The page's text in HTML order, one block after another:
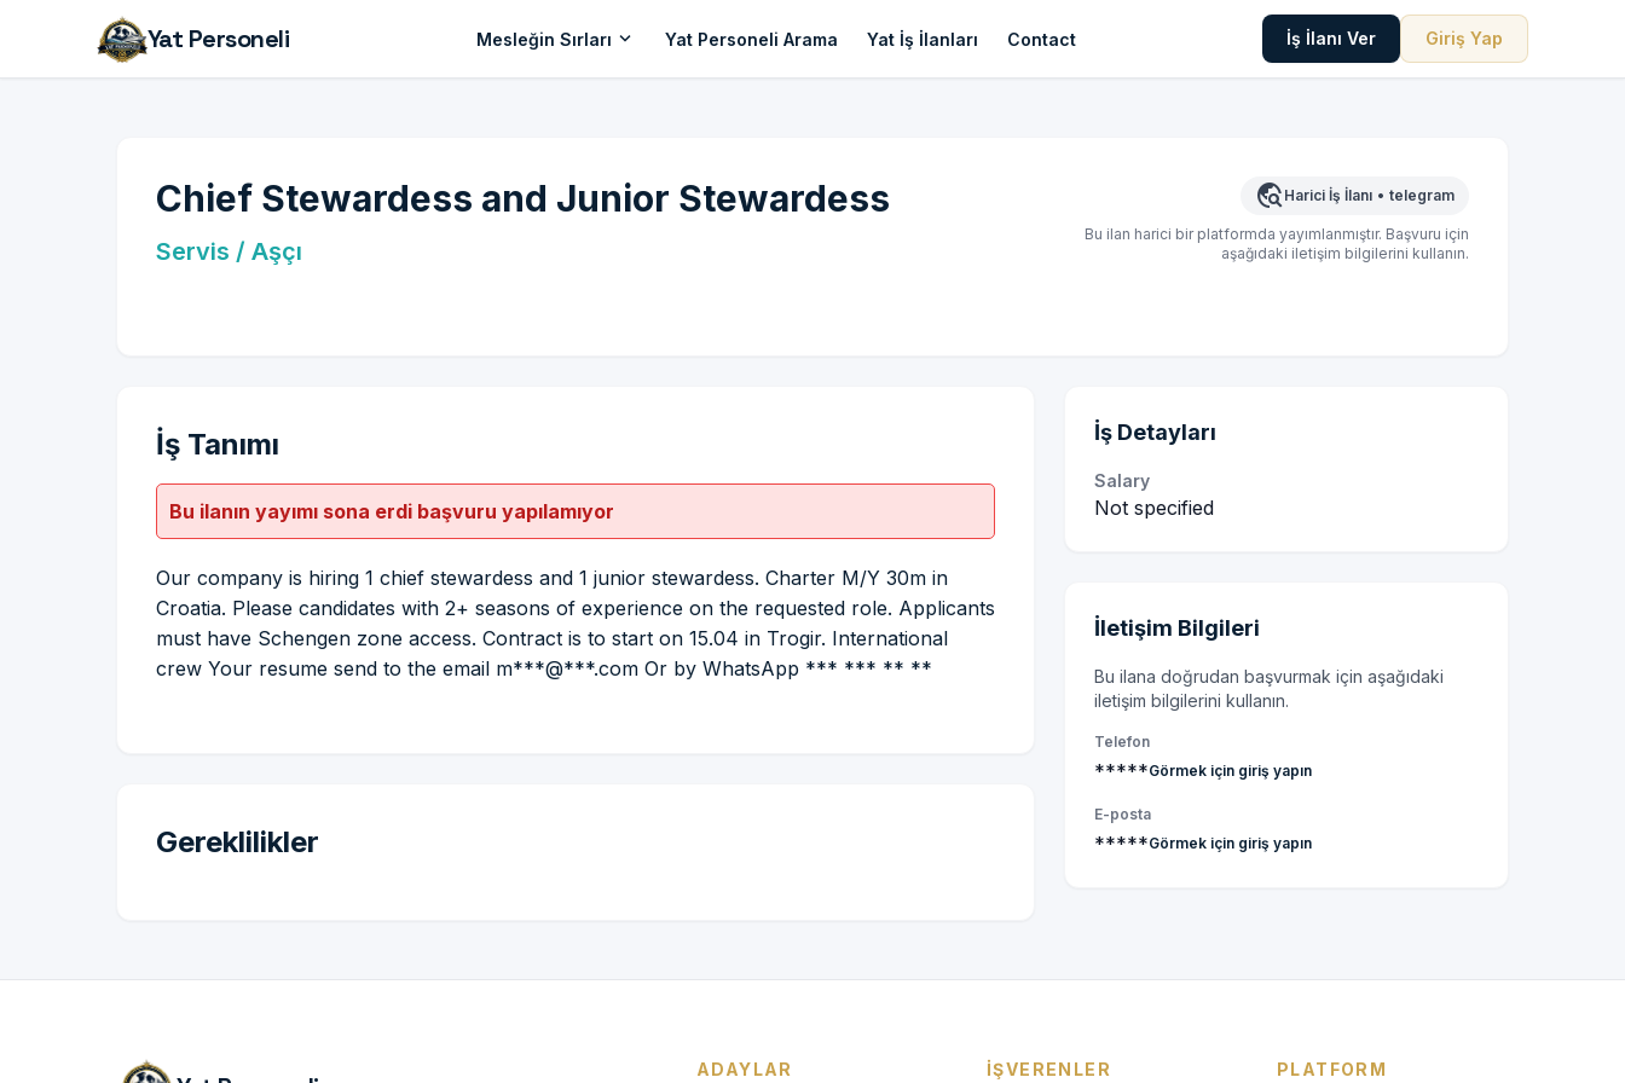
Yat Personeli Mesleğin Sırları expand_more Yat Personeli Arama Yat İş İlanları Contact İş İlanı Ver Giriş Yap
Chief Stewardess and Junior Stewardess
Servis / Aşçı
travel_explore Harici İş İlanı • telegram
Bu ilan harici bir platformda yayımlanmıştır. Başvuru için
aşağıdaki iletişim bilgilerini kullanın.
İş Tanımı
Bu ilanın yayımı sona erdi başvuru yapılamıyor
Our company is hiring 1 chief stewardess and 1 junior stewardess. Charter M/Y 30m in
Croatia. Please candidates with 2+ seasons of experience on the requested role. Applicants
must have Schengen zone access. Contract is to start on 15.04 in Trogir. International
crew Your resume send to the email m***@***.com Or by WhatsApp *** *** ** **
Gereklilikler
İş Detayları
Salary
Not specified
İletişim Bilgileri
Bu ilana doğrudan başvurmak için aşağıdaki
iletişim bilgilerini kullanın.
Telefon
*****Görmek için giriş yapın
E-posta
*****Görmek için giriş yapın
ADAYLAR İŞVERENLER PLATFORM